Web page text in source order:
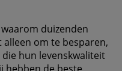
duizenden
om te besparen,
hun levenskwaliteit